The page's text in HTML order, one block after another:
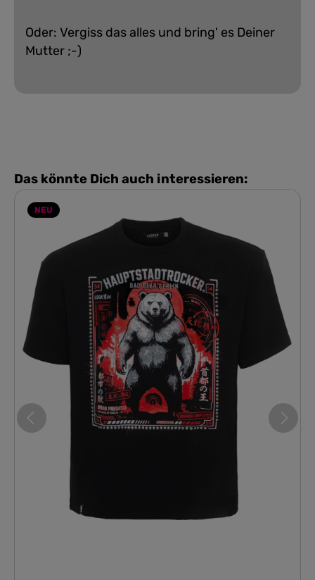
Oder: Vergiss das alles und bring' es Deiner
Mutter ;-)
Das könnte Dich auch interessieren:
NEU